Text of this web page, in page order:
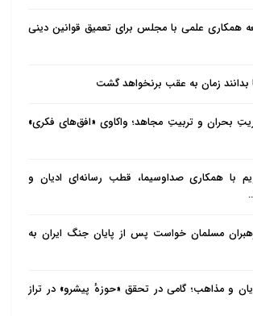
همکاری علمی با مجلس برای تعمیق قوانین دینی
بدانند زمان به عقب برنخواهد گشت
بحران و تربیتِ مجاهد؛ واکاوی «افق‌های فکری»
با همکاری صداوسیما، قطب رسانه‌ای ادیان و
مسلمان خواست پس از پایان جنگ ایران به
و مذاهب؛ گامی در تحقق «حوزهٔ پیشرو» در تراز